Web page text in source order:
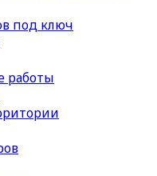
под ключ
работы